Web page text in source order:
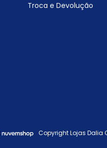
Troca e Devolução
Copyright Lojas Dalia